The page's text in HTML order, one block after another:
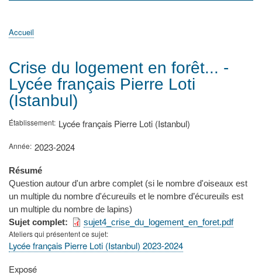
Accueil
ActualitésMATh.en.JEANS ?
Régions et Ateliers
Créer, gérer un atelier
Sujets/Publications
Congrès
d'Ariane
Accueil
Crise du logement en forêt... -
Lycée français Pierre Loti
(Istanbul)
Établissement Lycée français Pierre Loti (Istanbul)
Année 2023-2024
Résumé
Question autour d'un arbre complet (si le nombre d'oiseaux est
un multiple du nombre d'écureuils et le nombre d’écureuils est
un multiple du nombre de lapins)
Sujet complet
sujet4_crise_du_logement_en_foret.pdf
Ateliers qui présentent ce sujet
Lycée français Pierre Loti (Istanbul) 2023-2024
Type
Exposé